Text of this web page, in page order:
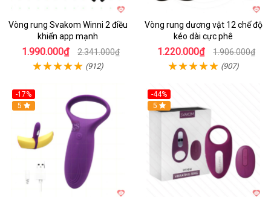
Vòng rung Svakom Winni 2 điều
khiển app mạnh
1.990.000₫ 2.341.000₫
(912)
Vòng rung dương vật 12 chế độ
kéo dài cực phê
1.220.000₫ 1.906.000₫
(907)
-17%
Hot
5
-44%
5